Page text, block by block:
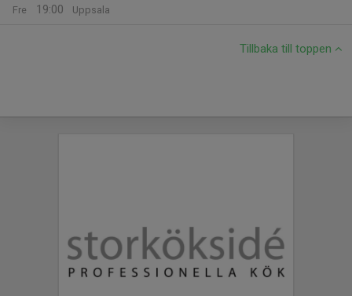
Fre
19:00
Uppsala
Tillbaka till toppen